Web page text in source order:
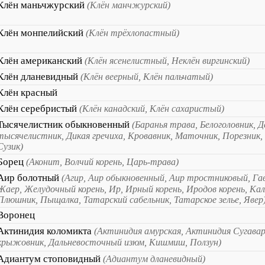
маньчжурский (Клён манчжурский)
монпелийский (Клён трёхлопастный)
американский (Клён ясенелистный, Неклён виргинский)
дланевидный (Клён веерный, Клён пальчатый)
красный
серебристый (Клён канадский, Клён сахаристый)
обыкновенный (Баранья трава, Белоголовник,
Дикая гречиха, Кровавник, Маточник,
(Аконит, Волчий корень, Царь-трава)
болотный (Агир, Аир обыкновенный, Аир тростниковый,
Желудочный корень, Ир, Ирный корень, Иродов корень,
Пыщалка, Татарский сабельник, Татарское зелье,
коломикта (Актинидия амурская, Актинидия
Дальневосточный изюм, Кишмиш, Ползун)
стоповидный (Адиантум дланевидный)